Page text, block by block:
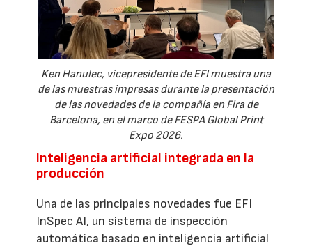
Ken Hanulec, vicepresidente de EFI muestra una
de las muestras impresas durante la presentación
de las novedades de la compañía en Fira de
Barcelona, en el marco de FESPA Global Print
Expo 2026.
Inteligencia artificial integrada en la
producción
Una de las principales novedades fue EFI
InSpec AI, un sistema de inspección
automática basado en inteligencia artificial